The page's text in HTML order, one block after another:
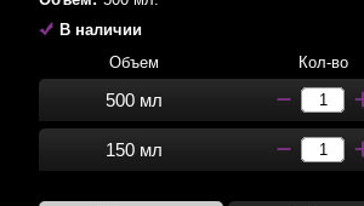
В наличии
Объем
Кол-во
500 мл
150 мл